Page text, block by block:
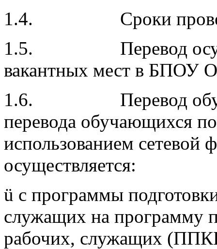
1.4. Сроки
1.5. Перевод
вакантных мест в БПОУ
1.6. Перевод
перевода обучающихся
использованием сетевой
осуществляется:
ü с программы
служащих на программу
рабочих, служащих